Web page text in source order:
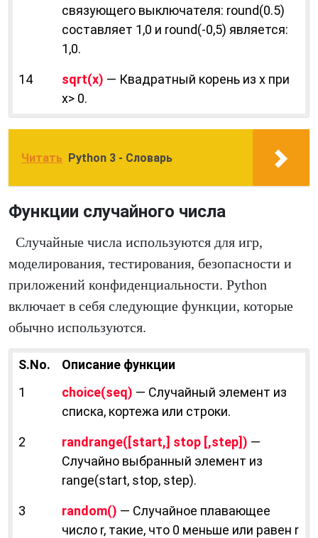
связующего выключателя: round(0.5)
составляет 1,0 и round(-0,5) является:
1,0.
14 sqrt(х) — Квадратный корень из х при
х> 0.
Читать Python 3 - Словарь
Функции случайного числа
Случайные числа используются для игр,
моделирования, тестирования, безопасности и
приложений конфиденциальности. Python
включает в себя следующие функции, которые
обычно используются.
S.No.
Описание функции
1
choice(seq) — Случайный элемент из
списка, кортежа или строки.
2 randrange([start,] stop [,step]) —
Случайно выбранный элемент из
range(start, stop, step).
3 random() — Случайное плавающее
число r, такие, что 0 меньше или равен r